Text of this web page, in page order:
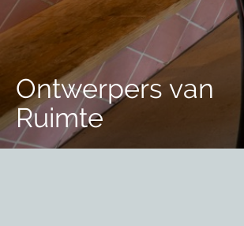
Ontwerpers van
Ruimte